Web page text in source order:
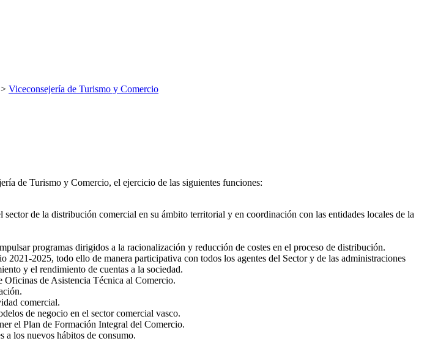
> Viceconsejería de Turismo y Comercio
de Turismo y Comercio, el ejercicio de las siguientes funciones:
de la distribución comercial en su ámbito territorial y en coordinación con las entidades locales de la
programas dirigidos a la racionalización y reducción de costes en el proceso de distribución.
2025, todo ello de manera participativa con todos los agentes del Sector y de las administraciones
y el rendimiento de cuentas a la sociedad.
Oficinas de Asistencia Técnica al Comercio.
comercial.
de negocio en el sector comercial vasco.
el Plan de Formación Integral del Comercio.
a los nuevos hábitos de consumo.